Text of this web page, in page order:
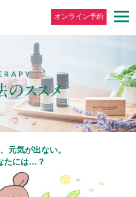
オンライン予約
元気が出ない。
たには…？